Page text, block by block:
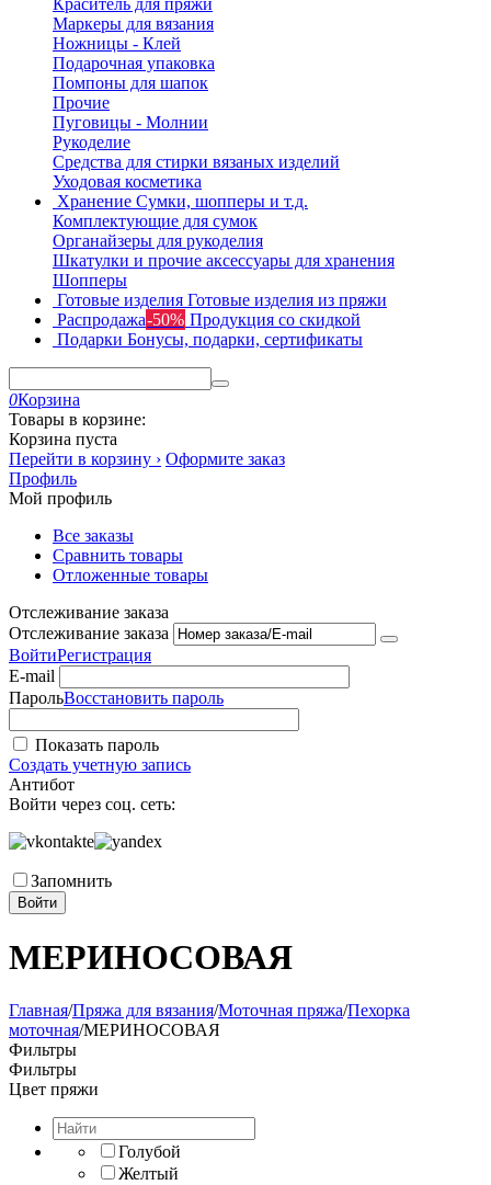
Маркеры для вязания
Ножницы - Клей
Подарочная упаковка
Помпоны для шапок
Прочие
Пуговицы - Молнии
Рукоделие
Средства для стирки вязаных изделий
Уходовая косметика
Хранение Сумки, шопперы и т.д.
Комплектующие для сумок
Органайзеры для рукоделия
Шкатулки и прочие аксессуары для хранения
Шопперы
Готовые изделия Готовые изделия из пряжи
Распродажа-50% Продукция со скидкой
Подарки Бонусы, подарки, сертификаты
0Корзина
Товары в корзине:
Корзина пуста
Перейти в корзину › Оформите заказ
Профиль
Мой профиль
Все заказы
Сравнить товары
Отложенные товары
Отслеживание заказа
Отслеживание заказа
ВойтиРегистрация
E-mail
ПарольВосстановить пароль
Показать пароль
Создать учетную запись
Антибот
Войти через соц. сеть:
Запомнить
Войти
МЕРИНОСОВАЯ
Главная/Пряжа для вязания/Моточная пряжа/Пехорка
моточная/МЕРИНОСОВАЯ
Фильтры
Фильтры
Цвет пряжи
Голубой
Желтый